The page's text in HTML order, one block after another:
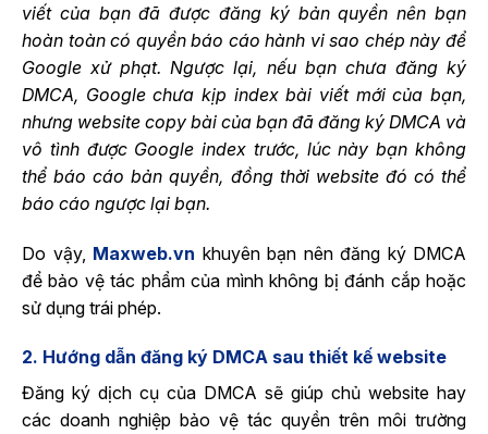
viết của bạn đã được đăng ký bản quyền nên bạn
hoàn toàn có quyền báo cáo hành vi sao chép này để
Google xử phạt. Ngược lại, nếu bạn chưa đăng ký
DMCA, Google chưa kịp index bài viết mới của bạn,
nhưng website copy bài của bạn đã đăng ký DMCA và
vô tình được Google index trước, lúc này bạn không
thể báo cáo bản quyền, đồng thời website đó có thể
báo cáo ngược lại bạn.
Do vậy, Maxweb.vn khuyên bạn nên đăng ký DMCA
để bảo vệ tác phẩm của mình không bị đánh cắp hoặc
sử dụng trái phép.
2. Hướng dẫn đăng ký DMCA sau thiết kế website
Đăng ký dịch cụ của DMCA sẽ giúp chủ website hay
các doanh nghiệp bảo vệ tác quyền trên môi trường